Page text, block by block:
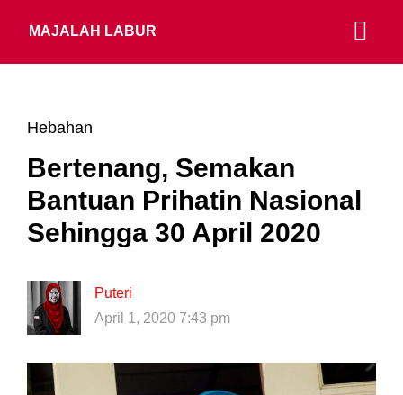
MAJALAH LABUR
Hebahan
Bertenang, Semakan
Bantuan Prihatin Nasional
Sehingga 30 April 2020
Puteri
April 1, 2020 7:43 pm